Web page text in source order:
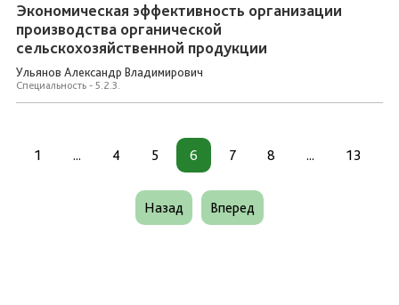
Экономическая эффективность организации
производства органической
сельскохозяйственной продукции
Ульянов Александр Владимирович
Специальность - 5.2.3.
1 ... 4 5 6 7 8 ... 13
Назад Вперед